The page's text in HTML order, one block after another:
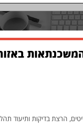
הרצת בדיקות ותיעוד